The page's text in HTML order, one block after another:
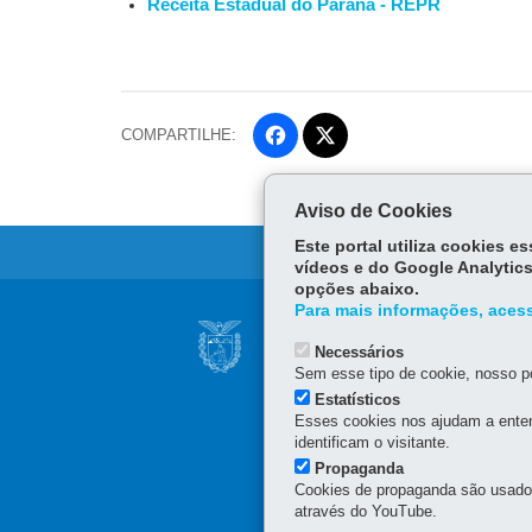
Receita Estadual do Paraná - REPR
COMPARTILHE:
Fa
ce
ok
Tw
itt
er
Navegação
principal
Sede administrativa (não
Av. Vicente Machado, 445
Atendimento telefônico
0800 041 1528
Aviso de Cookies
Este portal utiliza cookies
vídeos e do Google
opções abaixo.
Para mais informações,
Necessários
Sem esse tipo de cookie, nosso
Estatísticos
Esses cookies nos ajudam a
identificam o visitante.
Propaganda
Cookies de propaganda são
através do YouTube.